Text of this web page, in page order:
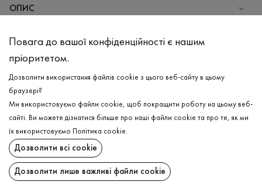
ОПИС
міді в блакитному кольорі з білим принтом. Має довгий рукав з
ґудзиками та горловину з комірцем, що також фіксується
білими ґудзиками по всій довжині виробу. На талії є зручна
резинка, яка надає сукні силуетності та підкреслює риси Вашої
талії. Виповнена з високоякісної 100% віскози, яка
відчувається на тілі максимально легко та приємно, водночас
має гарну зносостійкість. Легко комбінується з різним
аксесуарами, надаючи виробу довершеності.
СКЛАД
Віскоза - 100%
ДОСТАВКА
ПОВЕРНЕННЯ
Повага до вашої конфіденційності є нашим
пріоритетом.
Дозволити використання файлів cookie з цього веб-сайту в цьому
браузері?
Ми використовуємо файли cookie, щоб покращити роботу на цьому веб-
сайті. Ви можете дізнатися більше про наші файли cookie та про те, як ми
їх використовуємо
Політика cookie.
Дозволити всі cookie
Дозволити лише важливі файли cookie